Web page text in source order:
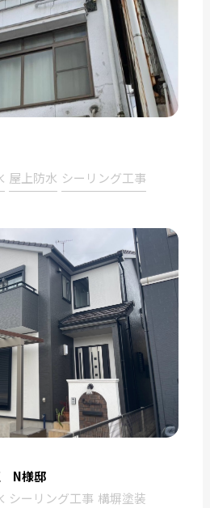
屋上防水 シーリング工事
N様邸
シーリング工事 構塀塗装